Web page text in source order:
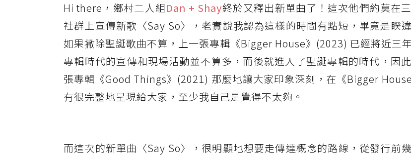
Hi there，鄉村二人組Dan + Shay終於又釋出新單曲了！這次他們約莫在
社群上宣傳新歌〈Say So〉，老實說我認為這樣的時間有點短，畢竟是睽
如果撇除聖誕歌曲不算，上一張專輯《Bigger House》(2023) 已經將近三
專輯時代的宣傳和現場活動並不算多，而後就進入了聖誕專輯的時代，因
張專輯《Good Things》(2021) 那麼地讓大家印象深刻，在《Bigger
有很完整地呈現給大家，至少我自己是覺得不太夠。
而這次的新單曲〈Say So〉，很明顯地想要走傳達概念的路線，從發行前